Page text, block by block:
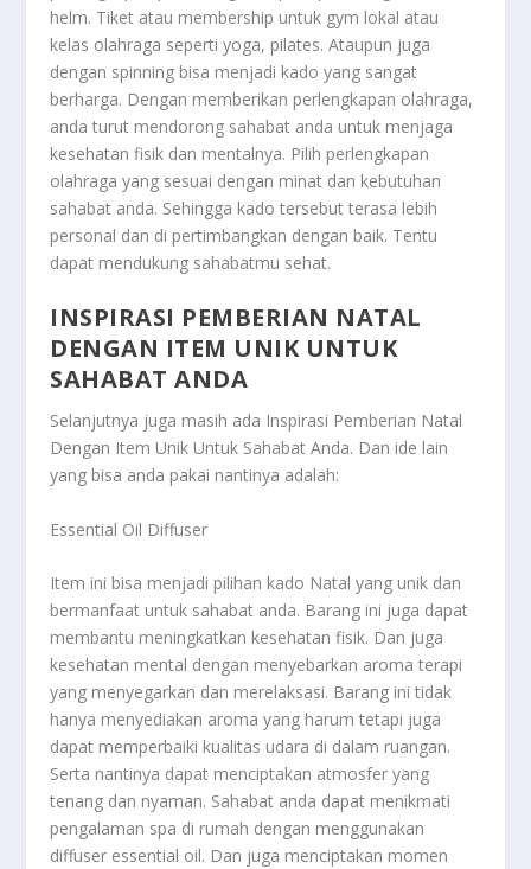
helm. Tiket atau membership untuk gym lokal atau
kelas olahraga seperti yoga, pilates. Ataupun juga
dengan spinning bisa menjadi kado yang sangat
berharga. Dengan memberikan perlengkapan olahraga,
anda turut mendorong sahabat anda untuk menjaga
kesehatan fisik dan mentalnya. Pilih perlengkapan
olahraga yang sesuai dengan minat dan kebutuhan
sahabat anda. Sehingga kado tersebut terasa lebih
personal dan di pertimbangkan dengan baik. Tentu
dapat mendukung sahabatmu sehat.
INSPIRASI PEMBERIAN NATAL
DENGAN ITEM UNIK UNTUK
SAHABAT ANDA
Selanjutnya juga masih ada Inspirasi Pemberian Natal
Dengan Item Unik Untuk Sahabat Anda. Dan ide lain
yang bisa anda pakai nantinya adalah:
Essential Oil Diffuser
Item ini bisa menjadi pilihan kado Natal yang unik dan
bermanfaat untuk sahabat anda. Barang ini juga dapat
membantu meningkatkan kesehatan fisik. Dan juga
kesehatan mental dengan menyebarkan aroma terapi
yang menyegarkan dan merelaksasi. Barang ini tidak
hanya menyediakan aroma yang harum tetapi juga
dapat memperbaiki kualitas udara di dalam ruangan.
Serta nantinya dapat menciptakan atmosfer yang
tenang dan nyaman. Sahabat anda dapat menikmati
pengalaman spa di rumah dengan menggunakan
diffuser essential oil. Dan juga menciptakan momen